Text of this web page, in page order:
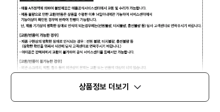
상품정보 더보기